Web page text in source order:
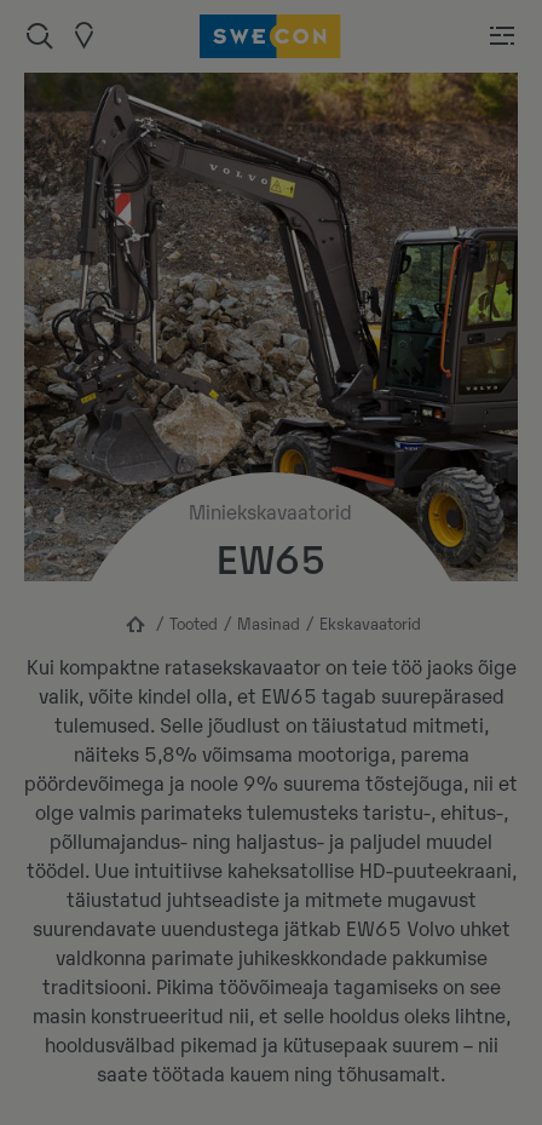
Miniekskavaatorid
EW65
Tooted Masinad Ekskavaatorid
Kui kompaktne ratasekskavaator on teie töö jaoks õige
valik, võite kindel olla, et EW65 tagab suurepärased
tulemused. Selle jõudlust on täiustatud mitmeti,
näiteks 5,8% võimsama mootoriga, parema
pöördevõimega ja noole 9% suurema tõstejõuga, nii et
olge valmis parimateks tulemusteks taristu-, ehitus-,
põllumajandus- ning haljastus- ja paljudel muudel
töödel. Uue intuitiivse kaheksatollise HD-puuteekraani,
täiustatud juhtseadiste ja mitmete mugavust
suurendavate uuendustega jätkab EW65 Volvo uhket
valdkonna parimate juhikeskkondade pakkumise
traditsiooni. Pikima töövõimeaja tagamiseks on see
masin konstrueeritud nii, et selle hooldus oleks lihtne,
hooldusvälbad pikemad ja kütusepaak suurem – nii
saate töötada kauem ning tõhusamalt.